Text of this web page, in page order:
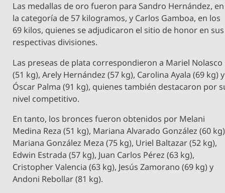
Las medallas de oro fueron para Sandro Hernández, en
la categoría de 57 kilogramos, y Carlos Gamboa, en los
69 kilos, quienes se adjudicaron el sitio de honor en sus
respectivas divisiones.
Las preseas de plata correspondieron a Mariel Nolasco
(51 kg), Arely Hernández (57 kg), Carolina Ayala (69 kg) y
Óscar Palma (91 kg), quienes también destacaron por
nivel competitivo.
En tanto, los bronces fueron obtenidos por Melani
Medina Reza (51 kg), Mariana Alvarado González (60
Mariana González Meza (75 kg), Uriel Baltazar (52 kg),
Edwin Estrada (57 kg), Juan Carlos Pérez (63 kg),
Cristopher Valencia (63 kg), Jesús Zamorano (69 kg) y
Andoni Rebollar (81 kg).